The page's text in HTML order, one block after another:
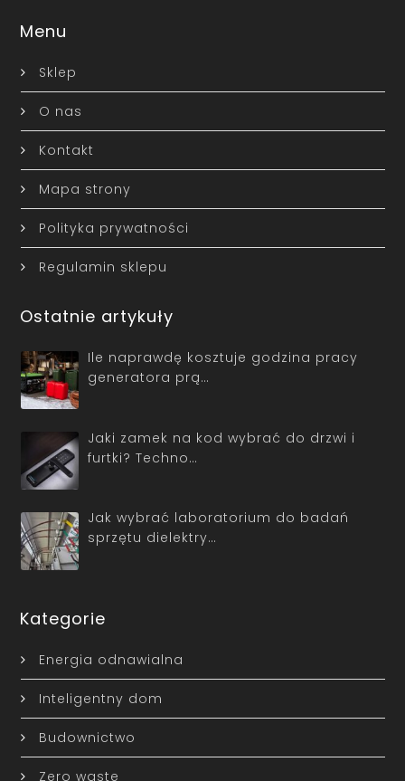
Menu
Sklep
O nas
Kontakt
Mapa strony
Polityka prywatności
Regulamin sklepu
Ostatnie artykuły
Ile naprawdę kosztuje godzina pracy
generatora prą…
Jaki zamek na kod wybrać do drzwi i
furtki? Techno…
Jak wybrać laboratorium do badań
sprzętu dielektry…
Kategorie
Energia odnawialna
Inteligentny dom
Budownictwo
Zero waste